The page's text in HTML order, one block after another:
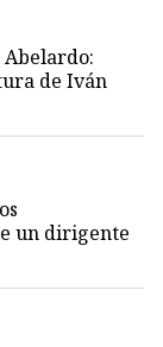
de Iván
un dirigente